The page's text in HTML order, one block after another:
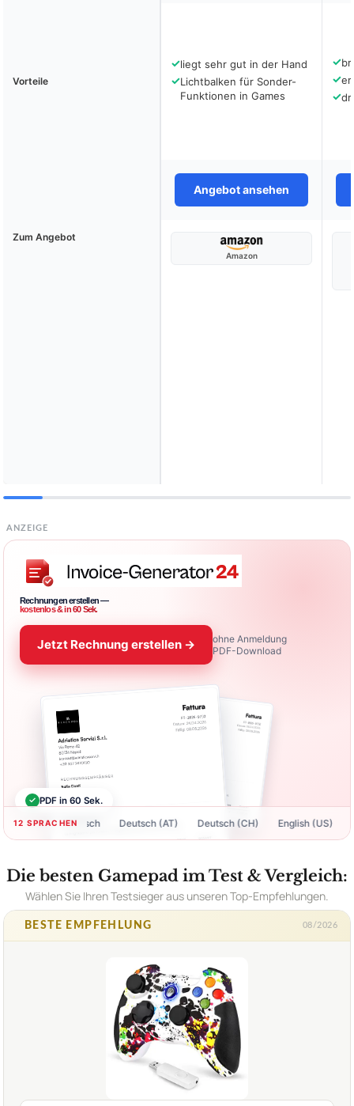
Vorteile
✓liegt sehr gut in der Hand
✓Lichtbalken für Sonder-
Funktionen in Games
✓
✓
✓
Angebot ansehen
Zum Angebot
Amazon
ANZEIGE
Rechnungen erstellen —
kostenlos & in 60 Sek.
Jetzt Rechnung erstellen →
ohne Anmeldung
PDF-Download
✓ PDF in 60 Sek.
12 SPRACHEN
Deutsch Deutsch (AT) Deutsch (CH) English (US)
Die besten Gamepad im Test & Vergleich:
Wählen Sie Ihren Testsieger aus unseren Top-Empfehlungen.
BESTE EMPFEHLUNG 08/2026